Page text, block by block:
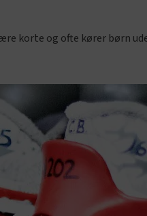
korte og ofte kører børn